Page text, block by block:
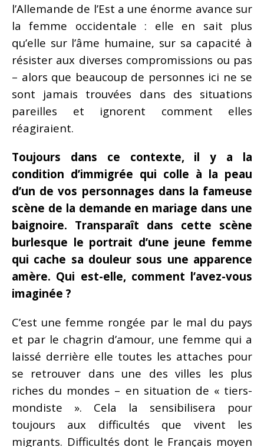
l’Allemande de l’Est a une énorme avance sur
la femme occidentale : elle en sait plus
qu’elle sur l’âme humaine, sur sa capacité à
résister aux diverses compromissions ou pas
– alors que beaucoup de personnes ici ne se
sont jamais trouvées dans des situations
pareilles et ignorent comment elles
réagiraient.
Toujours dans ce contexte, il y a la
condition d’immigrée qui colle à la peau
d’un de vos personnages dans la fameuse
scène de la demande en mariage dans une
baignoire. Transparaît dans cette scène
burlesque le portrait d’une jeune femme
qui cache sa douleur sous une apparence
amère. Qui est-elle, comment l’avez-vous
imaginée ?
C’est une femme rongée par le mal du pays
et par le chagrin d’amour, une femme qui a
laissé derrière elle toutes les attaches pour
se retrouver dans une des villes les plus
riches du mondes – en situation de « tiers-
mondiste ». Cela la sensibilisera pour
toujours aux difficultés que vivent les
migrants. Difficultés dont le Français moyen